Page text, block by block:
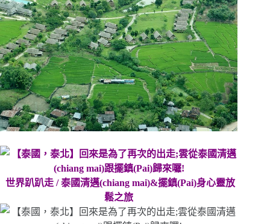
世界趴趴走 / 泰國清邁(chiang mai)&擺鎮(Pai)身心靈放
鬆之旅